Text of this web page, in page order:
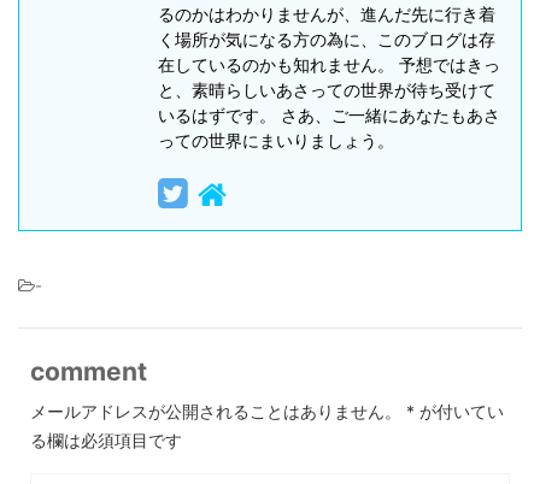
るのかはわかりませんが、進んだ先に行き着
く場所が気になる方の為に、このブログは存
在しているのかも知れません。 予想ではきっ
と、素晴らしいあさっての世界が待ち受けて
いるはずです。 さあ、ご一緒にあなたもあさ
っての世界にまいりましょう。
-
comment
メールアドレスが公開されることはありません。 * が付いてい
る欄は必須項目です